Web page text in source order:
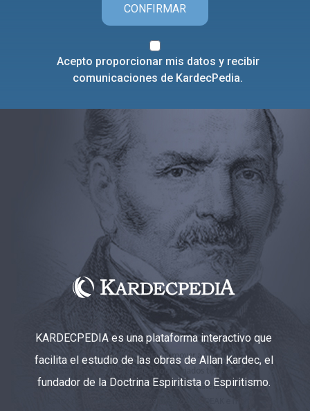
CONFIRMAR
Acepto proporcionar mis datos y recibir
comunicaciones de KardecPedia.
KARDECPEDIA es una plataforma interactivo que
facilita el estudio de las obras de Allan Kardec, el
fundador de la Doctrina Espiritista o Espiritismo.